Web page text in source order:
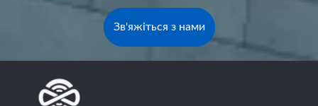
Зв'яжіться з нами